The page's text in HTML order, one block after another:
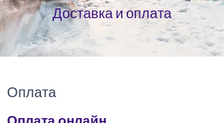
Доставка и оплата
Оплата